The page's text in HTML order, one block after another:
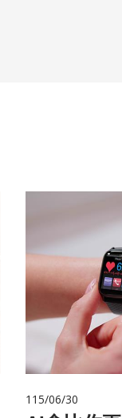
115/06/30